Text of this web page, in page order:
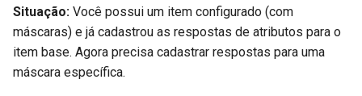
Situação: Você possui um item configurado (com
máscaras) e já cadastrou as respostas de atributos para o
item base. Agora precisa cadastrar respostas para uma
máscara específica.